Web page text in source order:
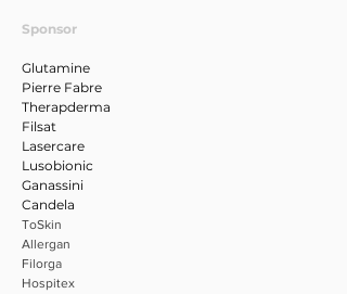
Sponsor
Glutamine
Pierre Fabre
Therapderma
Filsat
Lasercare
Lusobionic
Ganassini
Candela
ToSkin
Allergan
Filorga
Hospitex